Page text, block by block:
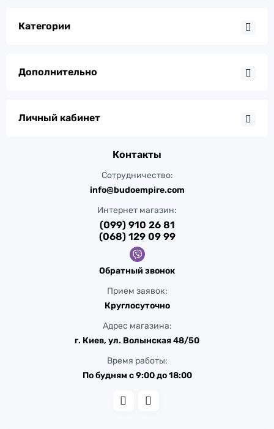
Категории
Дополнительно
Личный кабинет
Контакты
Сотрудничество:
info@budoempire.com
Интернет магазин:
(099) 910 26 81
(068) 129 09 99
Обратный звонок
Прием заявок:
Круглосуточно
Адрес магазина:
г. Киев, ул. Волынская 48/50
Время работы:
По будням с 9:00 до 18:00